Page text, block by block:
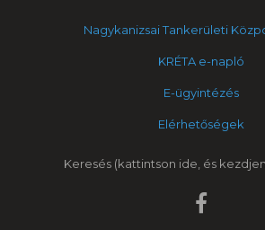
Nagykanizsai Tankerületi
KRÉTA e-napló
E-ügyintézés
Elérhetőségek
Keresés